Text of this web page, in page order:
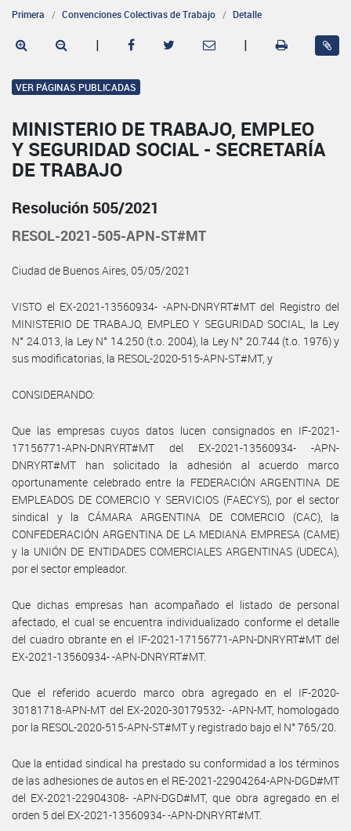
Primera Convenciones Colectivas de Trabajo Detalle
| |
VER PÁGINAS PUBLICADAS
MINISTERIO DE TRABAJO, EMPLEO
Y SEGURIDAD SOCIAL - SECRETARÍA
DE TRABAJO
Resolución 505/2021
RESOL-2021-505-APN-ST#MT
Ciudad de Buenos Aires, 05/05/2021
VISTO el EX-2021-13560934- -APN-DNRYRT#MT del Registro del
MINISTERIO DE TRABAJO, EMPLEO Y SEGURIDAD SOCIAL, la Ley
N° 24.013, la Ley N° 14.250 (t.o. 2004), la Ley N° 20.744 (t.o. 1976) y
sus modificatorias, la RESOL-2020-515-APN-ST#MT, y
CONSIDERANDO:
Que las empresas cuyos datos lucen consignados en IF-2021-
17156771-APN-DNRYRT#MT del EX-2021-13560934- -APN-
DNRYRT#MT han solicitado la adhesión al acuerdo marco
oportunamente celebrado entre la FEDERACIÓN ARGENTINA DE
EMPLEADOS DE COMERCIO Y SERVICIOS (FAECYS), por el sector
sindical y la CÁMARA ARGENTINA DE COMERCIO (CAC), la
CONFEDERACIÓN ARGENTINA DE LA MEDIANA EMPRESA (CAME)
y la UNIÓN DE ENTIDADES COMERCIALES ARGENTINAS (UDECA),
por el sector empleador.
Que dichas empresas han acompañado el listado de personal
afectado, el cual se encuentra individualizado conforme el detalle
del cuadro obrante en el IF-2021-17156771-APN-DNRYRT#MT del
EX-2021-13560934- -APN-DNRYRT#MT.
Que el referido acuerdo marco obra agregado en el IF-2020-
30181718-APN-MT del EX-2020-30179532- -APN-MT, homologado
por la RESOL-2020-515-APN-ST#MT y registrado bajo el N° 765/20.
Que la entidad sindical ha prestado su conformidad a los términos
de las adhesiones de autos en el RE-2021-22904264-APN-DGD#MT
del EX-2021-22904308- -APN-DGD#MT, que obra agregado en el
orden 5 del EX-2021-13560934- -APN-DNRYRT#MT.